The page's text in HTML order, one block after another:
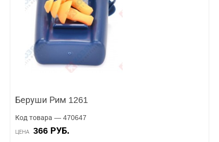
Беруши Рим 1261
Код товара — 470647
ЦЕНА 366 РУБ.